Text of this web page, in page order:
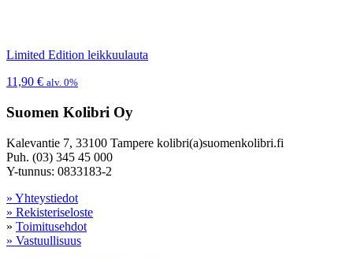
Limited Edition leikkuulauta
11,90 € alv. 0%
Suomen Kolibri Oy
Kalevantie 7, 33100 Tampere kolibri(a)suomenkolibri.fi
Puh. (03) 345 45 000
Y-tunnus: 0833183-2
» Yhteystiedot
» Rekisteriseloste
» Toimitusehdot
» Vastuullisuus